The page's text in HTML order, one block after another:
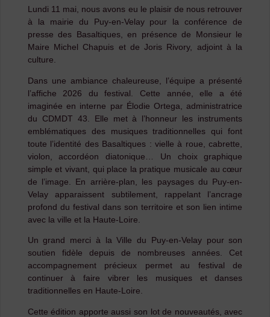
Lundi 11 mai, nous avons eu le plaisir de nous retrouver
à la mairie du Puy-en-Velay pour la conférence de
presse des Basaltiques, en présence de Monsieur le
Maire Michel Chapuis et de Joris Rivory, adjoint à la
culture.
Dans une ambiance chaleureuse, l’équipe a présenté
l’affiche 2026 du festival. Cette année, elle a été
imaginée en interne par Élodie Ortega, administratrice
du CDMDT 43. Elle met à l’honneur les instruments
emblématiques des musiques traditionnelles qui font
toute l’identité des Basaltiques : vielle à roue, cabrette,
violon, accordéon diatonique… Un choix graphique
simple et vivant, qui place la pratique musicale au cœur
de l’image. En arrière-plan, les paysages du Puy-en-
Velay apparaissent subtilement, rappelant l’ancrage
profond du festival dans son territoire et son lien intime
avec la ville et la Haute-Loire.
Un grand merci à la Ville du Puy-en-Velay pour son
soutien fidèle depuis de nombreuses années. Cet
accompagnement précieux permet au festival de
continuer à faire vibrer les musiques et danses
traditionnelles en Haute-Loire.
Cette édition apporte aussi son lot de nouveautés, avec